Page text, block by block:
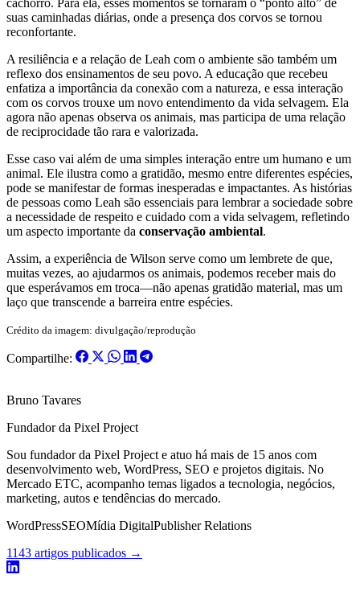
suas caminhadas diárias, onde a presença dos corvos se tornou
reconfortante.
A resiliência e a relação de Leah com o ambiente são também um
reflexo dos ensinamentos de seu povo. A educação que recebeu
enfatiza a importância da conexão com a natureza, e essa interação
com os corvos trouxe um novo entendimento da vida selvagem. Ela
agora não apenas observa os animais, mas participa de uma relação
de reciprocidade tão rara e valorizada.
Esse caso vai além de uma simples interação entre um humano e um
animal. Ele ilustra como a gratidão, mesmo entre diferentes espécies,
pode se manifestar de formas inesperadas e impactantes. As histórias
de pessoas como Leah são essenciais para lembrar a sociedade sobre
a necessidade de respeito e cuidado com a vida selvagem, refletindo
um aspecto importante da conservação ambiental.
Assim, a experiência de Wilson serve como um lembrete de que,
muitas vezes, ao ajudarmos os animais, podemos receber mais do
que esperávamos em troca—não apenas gratidão material, mas um
laço que transcende a barreira entre espécies.
Crédito da imagem: divulgação/reprodução
Compartilhe:
Bruno Tavares
Fundador da Pixel Project
Sou fundador da Pixel Project e atuo há mais de 15 anos com
desenvolvimento web, WordPress, SEO e projetos digitais. No
Mercado ETC, acompanho temas ligados a tecnologia, negócios,
marketing, autos e tendências do mercado.
WordPressSEOMídia DigitalPublisher Relations
1143 artigos publicados →